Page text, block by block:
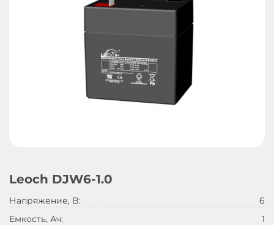
Leoch DJW6-1.0
Напряжение, B:
6
Емкость, Ач:
1